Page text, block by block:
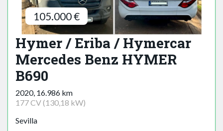
105.000 €
Hymer / Eriba / Hymercar
Mercedes Benz HYMER
B690
2020, 16.986 km
177 CV (130,18 kW)
Sevilla